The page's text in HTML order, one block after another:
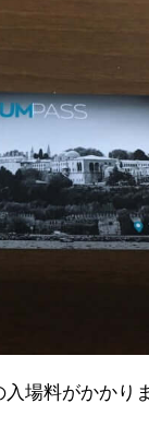
場料がかかり